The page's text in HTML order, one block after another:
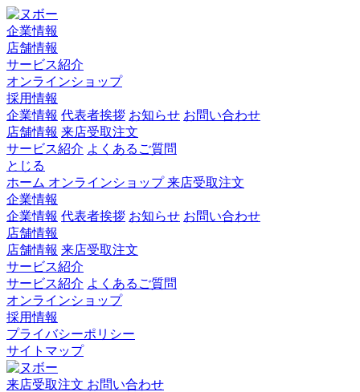
企業情報
店舗情報
サービス紹介
オンラインショップ
採用情報
企業情報 代表者挨拶 お知らせ お問い合わせ
店舗情報 来店受取注文
サービス紹介 よくあるご質問
とじる
ホーム オンラインショップ来店受取注文
企業情報
企業情報 代表者挨拶 お知らせ お問い合わせ
店舗情報
店舗情報 来店受取注文
サービス紹介
サービス紹介 よくあるご質問
オンラインショップ
採用情報
プライバシーポリシー
サイトマップ
来店受取注文 お問い合わせ